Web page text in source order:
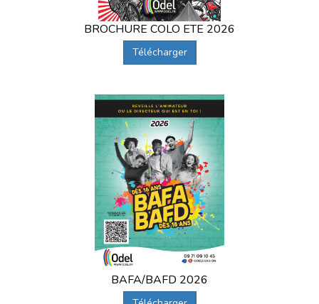
BROCHURE COLO ETE 2026
Télécharger
BAFA/BAFD 2026